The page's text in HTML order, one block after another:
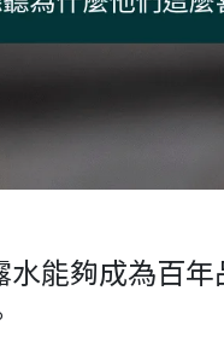
水能夠成為百